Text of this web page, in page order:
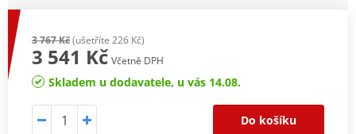
3 767 Kč(ušetříte 226 Kč)
3 541 Kč Včetně DPH
Skladem u dodavatele, u vás 14.08.
Do košíku